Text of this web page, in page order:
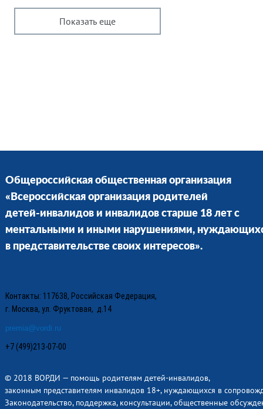
Показать еще
Общероссийская общественная организация
«Всероссийская организация родителей
детей-инвалидов и инвалидов старше 18 лет с
ментальными и иными нарушениями,
в представительстве своих интересов».
Контакты: 117638, Российская Федерация,
г. Москва, ул. Фруктовая, д.14
premia@vordi.ru
+7 (499)213-07-00
© 2018 ВОРДИ — помощь родителям детей-инвалидов,
законным представителям инвалидов 18+, нуждающихся в
Законодательство, поддержка, консультации, общественные